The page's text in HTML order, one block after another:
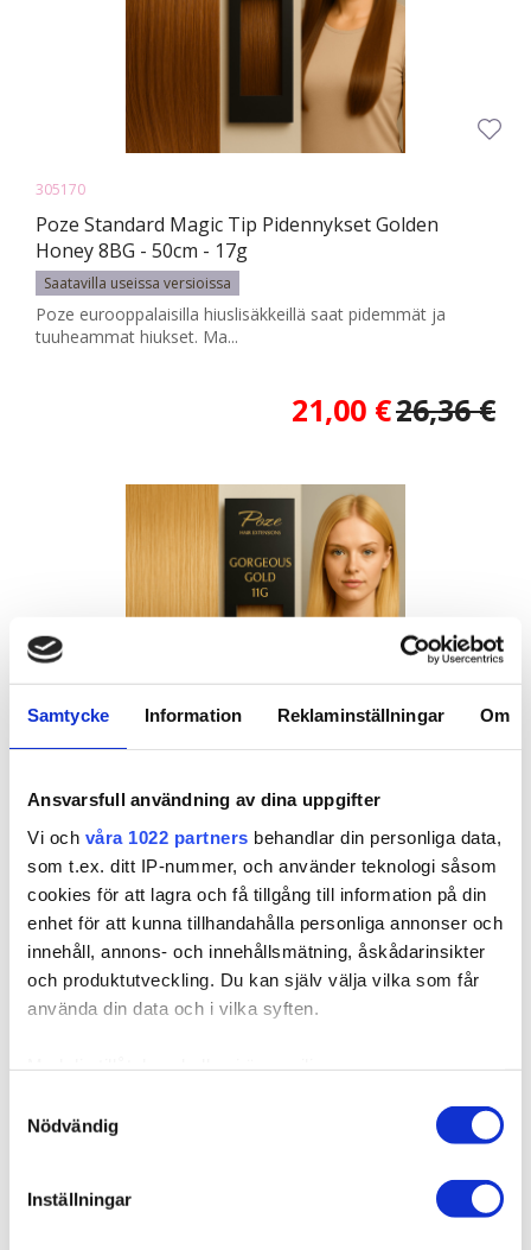
Samtycke Information Reklaminställningar Om
Ansvarsfull användning av dina uppgifter
Vi och våra 1022 partners behandlar din personliga data,
som t.ex. ditt IP-nummer, och använder teknologi såsom
cookies för att lagra och få tillgång till information på din
enhet för att kunna tillhandahålla personliga annonser och
innehåll, annons- och innehållsmätning, åskådarinsikter
och produktutveckling. Du kan själv välja vilka som får
använda din data och i vilka syften.
kan ha en noggrannhet på upp till flera meter
Ta reda på mer om hur dina personliga uppgifter
Nödvändig
Inställningar
305170
Poze Standard Magic Tip Pidennykset Golden
Honey 8BG - 50cm - 17g
Saatavilla useissa versioissa
Poze eurooppalaisilla hiuslisäkkeillä saat pidemmät ja
tuuheammat hiukset. Ma...
21,00 €26,36 €
305124
Poze Standard Magic Tip Pidennykset Gorgeous
Gold 11G - 50cm - 17g
Saatavilla useissa versioissa
Poze eurooppalaisilla hiuslisäkkeillä saat pidemmät ja
tuuheammat hiukset. Ma...